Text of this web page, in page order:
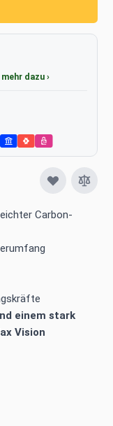
Carbon-
einem stark
Vision
mehr dazu ›